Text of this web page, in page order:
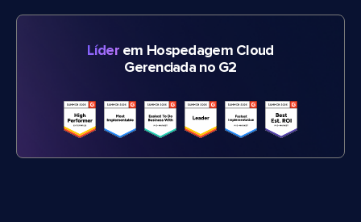
Líderem Hospedagem Cloud
Gerenciada no G2